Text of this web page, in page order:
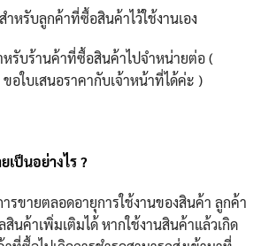
หรับลูกค้าที่ซื้อสินค้าไว้ใช้งานเอง
หรับร้านค้าที่ซื้อสินค้าไปจำหน่ายต่อ (
อใบเสนอราคากับเจ้าหน้าที่ได้ค่ะ )
เป็นอย่างไร ?
รขายตลอดอายุการใช้งานของสินค้า ลูกค้า
นค้าเพิ่มเติมได้ หากใช้งานสินค้าแล้วเกิด